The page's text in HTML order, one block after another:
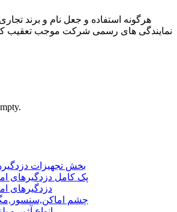
هرگونه استفاده و جعل نام و برند
نمایندگی های رسمی شرکت موجب تعقیب
بخش تجهیزات
پک کامل دزدگیرهای
دزدگیرهای
چشم